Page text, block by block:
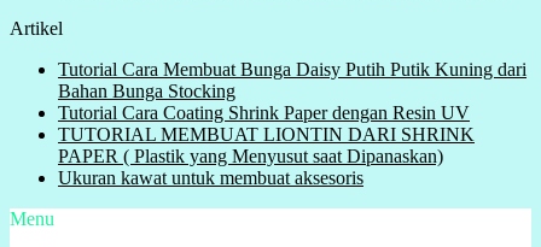
Artikel
Tutorial Cara Membuat Bunga Daisy Putih Putik Kuning dari
Bahan Bunga Stocking
Tutorial Cara Coating Shrink Paper dengan Resin UV
TUTORIAL MEMBUAT LIONTIN DARI SHRINK
PAPER ( Plastik yang Menyusut saat Dipanaskan)
Ukuran kawat untuk membuat aksesoris
Menu